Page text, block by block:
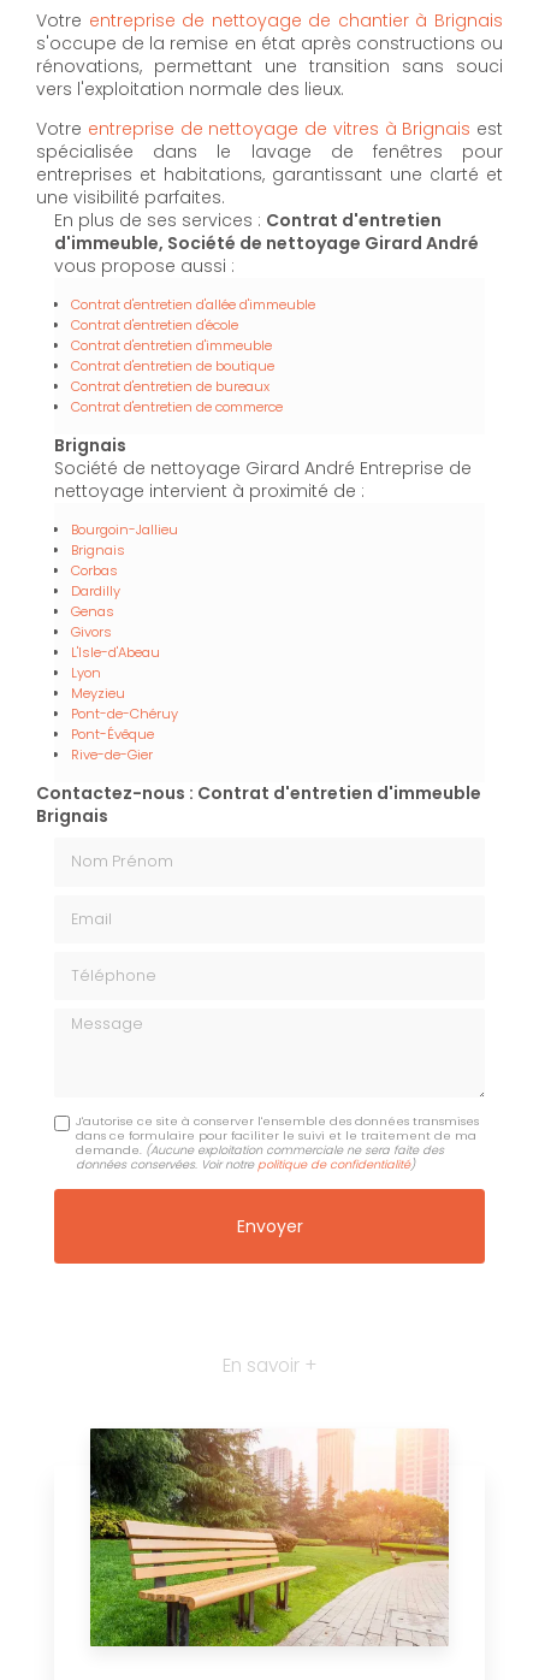
Votre entreprise de nettoyage de chantier à Brignais
s'occupe de la remise en état après constructions ou
rénovations, permettant une transition sans souci
vers l'exploitation normale des lieux.
Votre entreprise de nettoyage de vitres à Brignais est
spécialisée dans le lavage de fenêtres pour
entreprises et habitations, garantissant une clarté et
une visibilité parfaites.
En plus de ses services : Contrat d'entretien
d'immeuble, Société de nettoyage Girard André
vous propose aussi :
Contrat d'entretien d'allée d'immeuble
Contrat d'entretien d'école
Contrat d'entretien d'immeuble
Contrat d'entretien de boutique
Contrat d'entretien de bureaux
Contrat d'entretien de commerce
Brignais
Société de nettoyage Girard André Entreprise de
nettoyage intervient à proximité de :
Bourgoin-Jallieu
Brignais
Corbas
Dardilly
Genas
Givors
L'Isle-d'Abeau
Lyon
Meyzieu
Pont-de-Chéruy
Pont-Évêque
Rive-de-Gier
Contactez-nous : Contrat d'entretien d'immeuble
Brignais
Message
J'autorise ce site à conserver l'ensemble des données transmises
dans ce formulaire pour faciliter le suivi et le traitement de ma
demande. (Aucune exploitation commerciale ne sera faite des
données conservées. Voir notre politique de confidentialité)
En savoir +